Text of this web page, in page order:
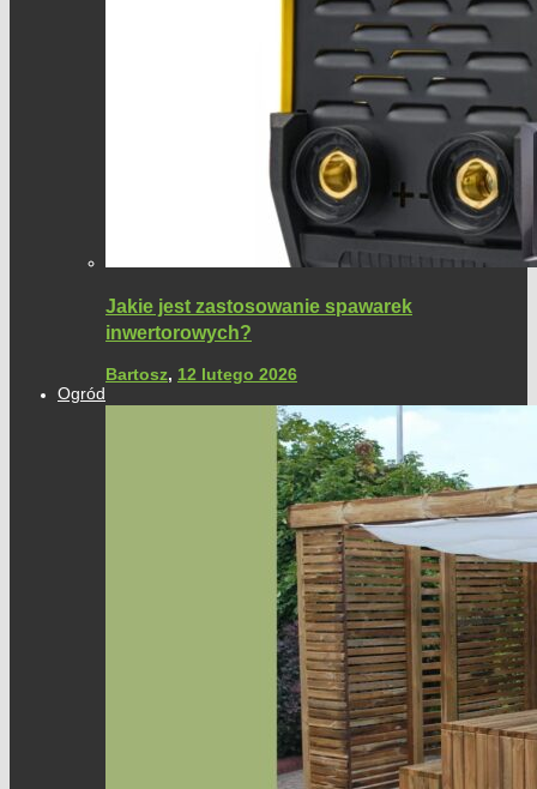
Jakie jest zastosowanie spawarek
inwertorowych?
Bartosz, 12 lutego 2026
Ogród